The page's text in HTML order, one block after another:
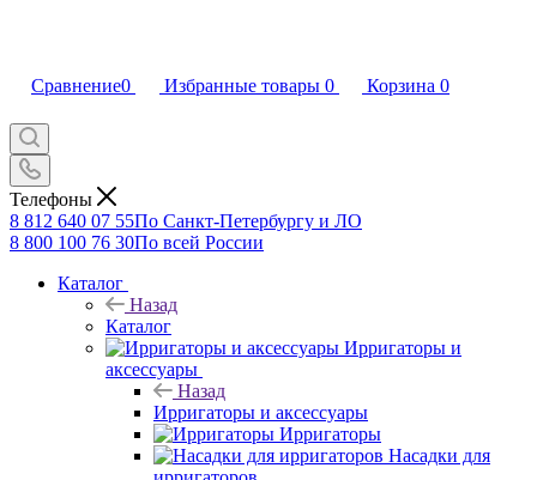
Сравнение0 Избранные товары 0 Корзина 0
Телефоны
8 812 640 07 55По Санкт-Петербургу и ЛО
8 800 100 76 30По всей России
Каталог
Назад
Каталог
Ирригаторы и
аксессуары
Назад
Ирригаторы и аксессуары
Ирригаторы
Насадки для